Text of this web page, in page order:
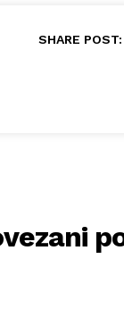
SHARE POST: